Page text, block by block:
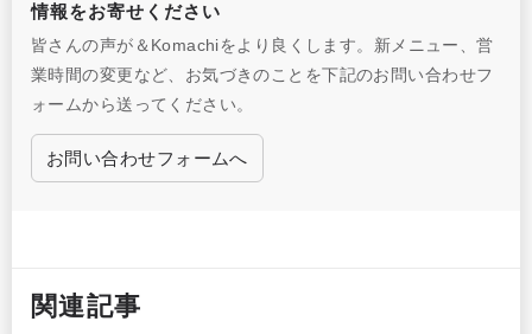
情報をお寄せください
皆さんの声が＆Komachiをより良くします。新メニュー、営
業時間の変更など、お気づきのことを下記のお問い合わせフ
ォームから送ってください。
お問い合わせフォームへ
関連記事